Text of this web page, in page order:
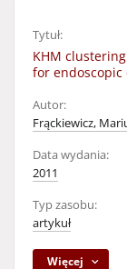
Tytuł:
KHM
for endoscopic
Autor:
Frąckiewicz,
Data wydania:
2011
Typ zasobu:
artykuł
Więcej